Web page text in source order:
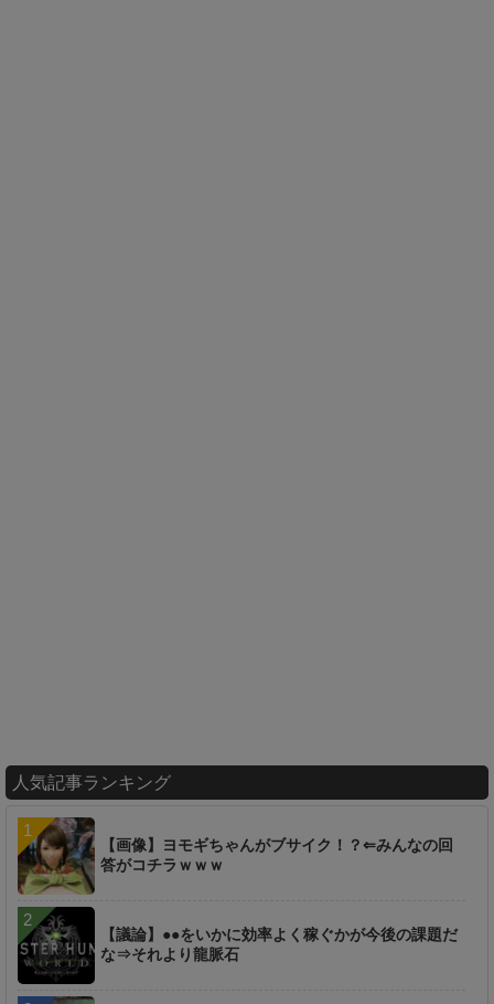
人気記事ランキング
【画像】ヨモギちゃんがブサイク！？⇐みんなの回
答がコチラｗｗｗ
【議論】●●をいかに効率よく稼ぐかが今後の課題だ
な⇒それより龍脈石